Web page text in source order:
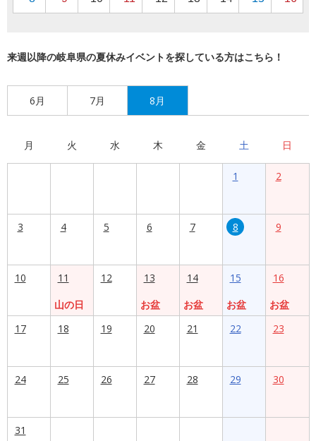
来週以降の岐阜県の夏休みイベントを探している方はこちら！
6月 7月 8月
月 火 水 木 金 土 日
1 2
3 4 5 6 7 8 9
10
11
山の日
12
13
お盆
14
お盆
15
お盆
16
お盆
17
18 19 20 21 22 23
24 25 26 27 28 29 30
31